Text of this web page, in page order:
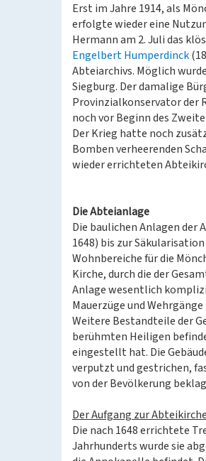
Erst im Jahre 1914, als
erfolgte wieder eine
Hermann am 2. Juli das
Engelbert Humperdinck
Abteiarchivs. Möglich
Siegburg. Der damalige
Provinzialkonservator der
noch vor Beginn des
Der Krieg hatte noch
Bomben verheerenden
wieder errichteten
Die Abteianlage
Die baulichen Anlagen der
1648) bis zur
Wohnbereiche für die
Kirche, durch die der
Anlage wesentlich
Mauerzüge und
Weitere Bestandteile der
berühmten Heiligen
eingestellt hat. Die
verputzt und gestrichen,
von der Bevölkerung
Der Aufgang zur Abteikirche
Die nach 1648 errichtete
Jahrhunderts wurde sie